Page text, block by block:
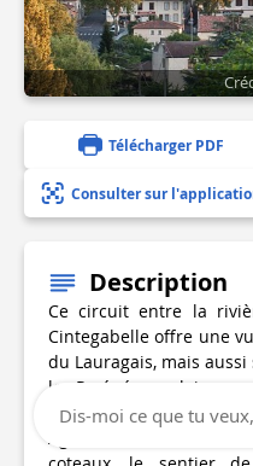
Télécharger PDF
Consulter sur
Description
Ce circuit entre la
Cintegabelle offre une
du Lauragais, mais
les Pyrénées au loin.
Agréable circuit situé
Dis-moi ce que tu